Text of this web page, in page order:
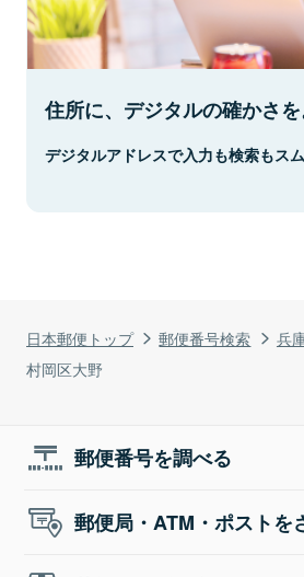
日本郵便トップ 郵便番号検索 兵
村岡区大野
住所に、デジタルの確かさを
デジタルアドレスで入力も検索もスム
郵便番号を調べる
郵便局・ATM・ポストを